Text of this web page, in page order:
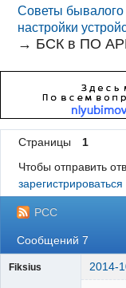
Советы
настройки
→ БСК в ПО
Страницы
1
Чтобы отправить
зарегистрироваться
РСС
Сообщений 7
Fiksius 2014-